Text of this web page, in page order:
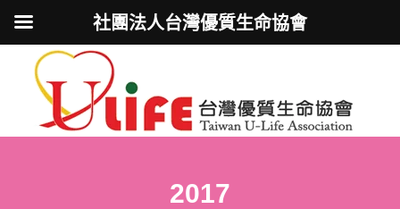
2017
社團法人台灣優質生命協會